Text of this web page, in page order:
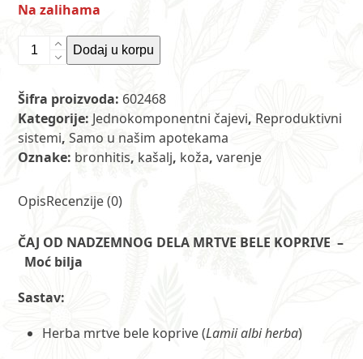
Na zalihama
Čaj
dela
mrtve
koprive
80
ET
Dodaj u korpu
Šifra proizvoda:602468
Kategorije: Jednokomponentni čajevi, Reproduktivni
sistemi,Samo u našim apotekama
Oznake: bronhitis, kašalj, koža,varenje
OpisRecenzije (0)
ČAJ OD NADZEMNOG DELA MRTVE BELE KOPRIVE –
Moć bilja
Sastav:
Herba mrtve bele koprive (Lamii albi herba)